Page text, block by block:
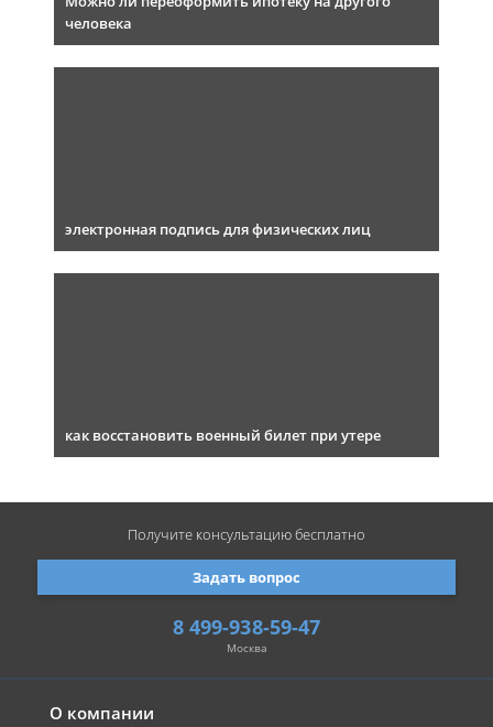
человека
электронная подпись для физических лиц
как восстановить военный билет при утере
О компании
8 499-938-59-47
Москва
Задать вопрос
Получите консультациюбесплатно